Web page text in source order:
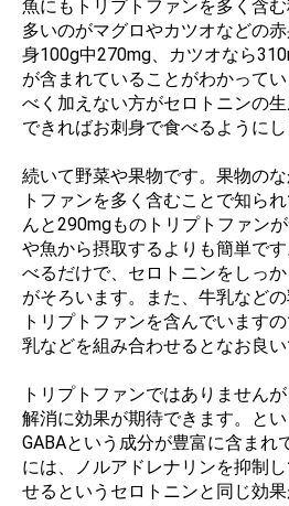
魚にもトリプトファンを多く含
多いのがマグロやカツオなどの
身100g中270mg、カツオなら
が含まれていることがわかって
べく加えない方がセロトニンの生
できればお刺身で食べるようにし
続いて野菜や果物です。果物の
トファンを多く含むことで知ら
んと290mgものトリプトファン
や魚から摂取するよりも簡単で
べるだけで、セロトニンをしっ
がそろいます。また、牛乳など
トリプトファンを含んでいます
乳などを組み合わせるとなお良い
トリプトファンではありません
解消に効果が期待できます。と
GABAという成分が豊富に含まれ
には、ノルアドレナリンを抑制
せるというセロトニンと同じ効